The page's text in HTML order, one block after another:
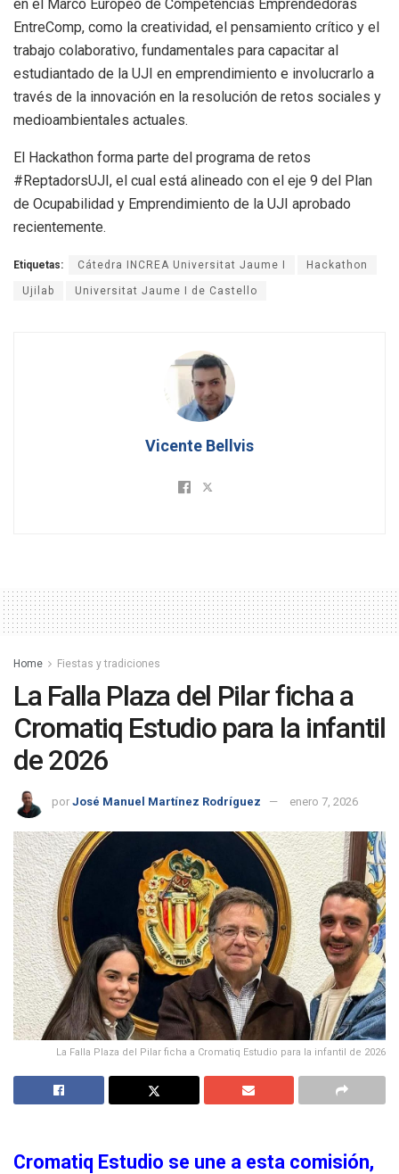
en el Marco Europeo de Competencias Emprendedoras
EntreComp, como la creatividad, el pensamiento crítico y el
trabajo colaborativo, fundamentales para capacitar al
estudiantado de la UJI en emprendimiento e involucrarlo a
través de la innovación en la resolución de retos sociales y
medioambientales actuales.
El Hackathon forma parte del programa de retos
#ReptadorsUJI, el cual está alineado con el eje 9 del Plan
de Ocupabilidad y Emprendimiento de la UJI aprobado
recientemente.
Etiquetas: Cátedra INCREA Universitat Jaume I Hackathon
Ujilab Universitat Jaume I de Castello
Vicente Bellvis
Home Fiestas y tradiciones
La Falla Plaza del Pilar ficha a
Cromatiq Estudio para la infantil
de 2026
por José Manuel Martínez Rodríguez enero 7, 2026
La Falla Plaza del Pilar ficha a Cromatiq Estudio para la infantil de 2026
Cromatiq Estudio se une a esta comisión,